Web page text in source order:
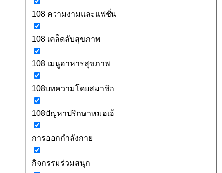
108 ความงามและแฟชั่น
108 เคล็ดลับสุขภาพ
108 เมนูอาหารสุขภาพ
108บทความโดยสมาชิก
108ปัญหาปรึกษาหมอเอ้
การออกกำลังกาย
กิจกรรมร่วมสนุก